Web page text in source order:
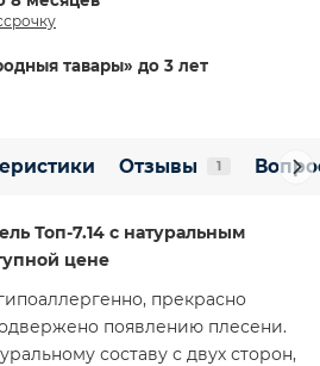
тавары» до 3 лет
Отзывы 1
Топ-7.14 с натуральным
цене
прекрасно
появлению плесени.
составу с двух сторон,